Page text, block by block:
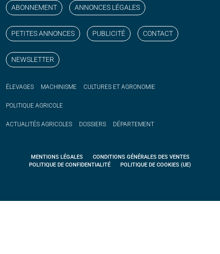
ABONNEMENT ANNONCES LÉGALES
PETITES ANNONCES PUBLICITÉ CONTACT
NEWSLETTER
ÉLEVAGES MACHINISME CULTURES ET AGRONOMIE
POLITIQUE AGRICOLE
ACTUALITÉS AGRICOLES DOSSIERS DÉPARTEMENT
MENTIONS LÉGALES
CONDITIONS GÉNÉRALES DES VENTES
POLITIQUE DE CONFIDENTIALITÉ
POLITIQUE DE COOKIES (UE)